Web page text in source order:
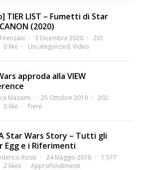
TIER LIST – Fumetti di Star
(2020)
3 Dicembre 2020
201
0 like Uncategorized, Video
approda alla VIEW
Massimi 25 Ottobre 2019
202
0 like Fiere
Star Wars Story – Tutti gli
Egg e i Riferimenti
Rossi 24 Maggio 2018
1.577
2 likes Approfondimenti